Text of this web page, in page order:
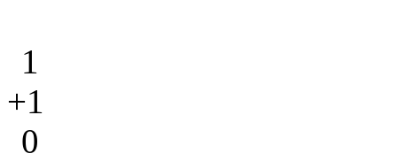
1
+1
0